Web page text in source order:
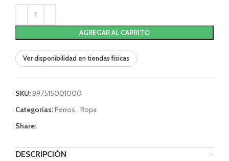
AGREGAR AL CARRITO
Ver disponibilidad en tiendas físicas
SKU:897515001000
Categorías:Perros, Ropa
Share:
DESCRIPCIÓN